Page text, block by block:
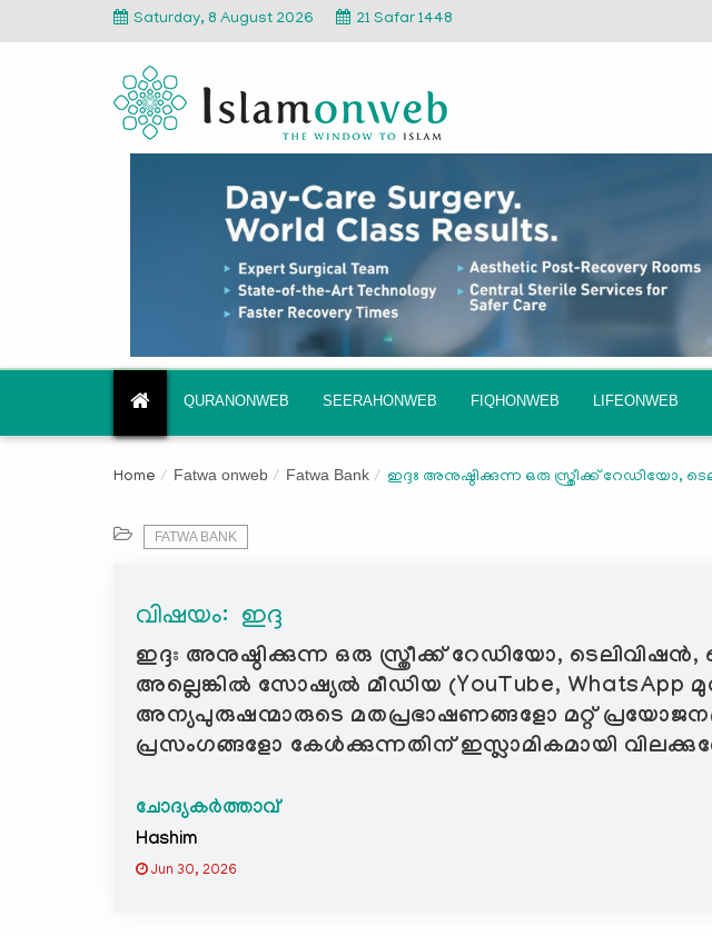
Saturday, 8 August 2026 21 Safar 1448
QURANONWEB SEERAHONWEB FIQHONWEB LIFEONWEB
Home Fatwa onweb Fatwa Bank ഇദ്ദഃ അനുഷ്ഠിക്കുന്ന ഒരു സ്ത്രീക്ക് റേഡിയോ,
FATWA BANK
വിഷയം: ‍ ഇദ്ദ
ഇദ്ദഃ അനുഷ്ഠിക്കുന്ന ഒരു സ്ത്രീക്ക് റേഡിയോ,
അല്ലെങ്കിൽ സോഷ്യൽ മീഡിയ (YouTube, WhatsApp
അന്യപുരുഷന്മാരുടെ മതപ്രഭാഷണങ്ങളോ മറ്റ്
പ്രസംഗങ്ങളോ കേൾക്കുന്നതിന് ഇസ്ലാമികമായി
ചോദ്യകർത്താവ്
Hashim
Jun 30, 2026